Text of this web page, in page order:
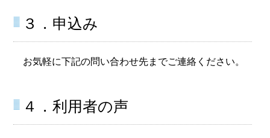
３．申込み
お気軽に下記の問い合わせ先までご連絡ください。
４．利用者の声